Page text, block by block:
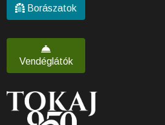
Borászatok
Vendéglátók